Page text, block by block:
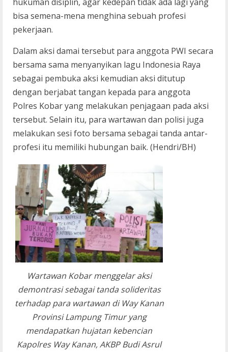
bisa semena-mena menghina sebuah profesi
pekerjaan.
Dalam aksi damai tersebut para anggota PWI secara
bersama sama menyanyikan lagu Indonesia Raya
sebagai pembuka aksi kemudian aksi ditutup
dengan berjabat tangan kepada para anggota
Polres Kobar yang melakukan penjagaan pada aksi
tersebut. Selain itu, para wartawan dan polisi juga
melakukan sesi foto bersama sebagai tanda antar-
profesi itu memiliki hubungan baik. (Hendri/BH)
Wartawan Kobar menggelar aksi
demontrasi sebagai tanda solideritas
terhadap para wartawan di Way Kanan
Provinsi Lampung Timur yang
mendapatkan hujatan kebencian
Kapolres Way Kanan, AKBP Budi Asrul